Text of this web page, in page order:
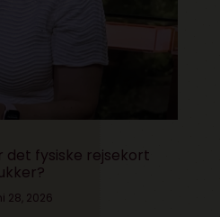
det fysiske rejsekort
28, 2026